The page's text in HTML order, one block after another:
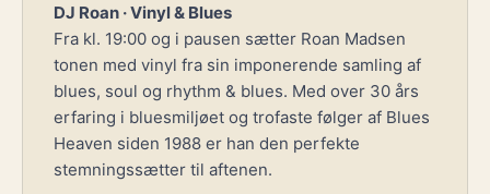
DJ Roan · Vinyl & Blues
Fra kl. 19:00 og i pausen sætter Roan Madsen
tonen med vinyl fra sin imponerende samling af
blues, soul og rhythm & blues. Med over 30 års
erfaring i bluesmiljøet og trofaste følger af Blues
Heaven siden 1988 er han den perfekte
stemningssætter til aftenen.